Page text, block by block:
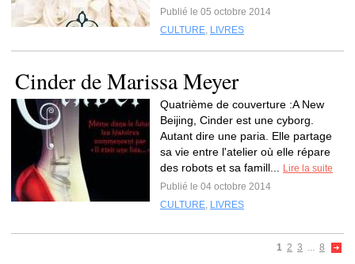
Publié le 05 octobre 2014
CULTURE, LIVRES
Cinder de Marissa Meyer
Quatrième de couverture :A New
Beijing, Cinder est une cyborg.
Autant dire une paria. Elle partage
sa vie entre l'atelier où elle répare
des robots et sa famill...
Lire la suite
Publié le 04 octobre 2014
CULTURE, LIVRES
1 2 3 ... 8